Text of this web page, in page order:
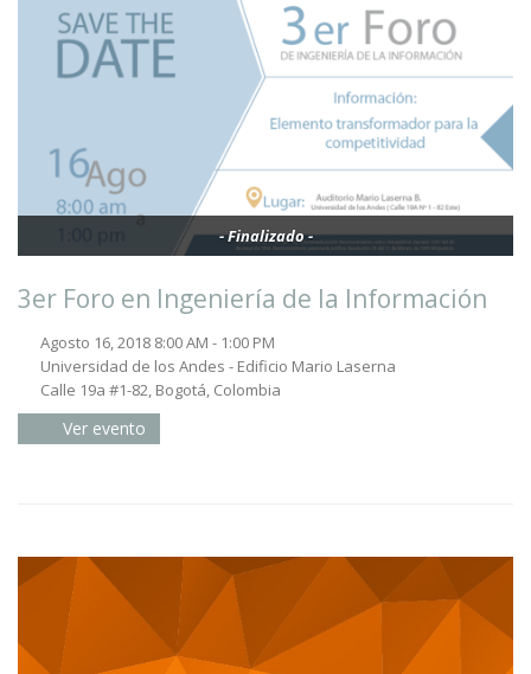
- Finalizado -
3er Foro en Ingeniería de la Información
Agosto 16, 2018 8:00 AM - 1:00 PM
Universidad de los Andes - Edificio Mario Laserna
Calle 19a #1-82, Bogotá, Colombia
Ver evento